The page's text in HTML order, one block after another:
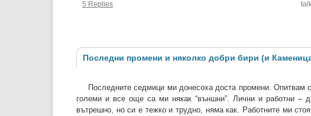
5 Replies
Последни промени и няколко добри бири (и
Последните седмици ми донесоха доста промени.
големи и все още са ми някак “външни”. Лични и работни –
вътрешно, но си е тежко и трудно, няма как. Работните ми